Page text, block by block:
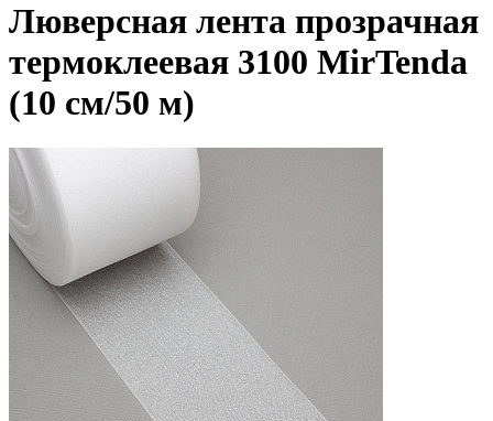
Люверсная лента прозрачная
термоклеевая 3100 MirTenda
(10 см/50 м)